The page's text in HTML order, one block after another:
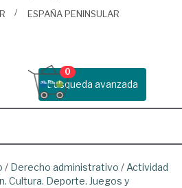
ESPAÑA PENINSULAR
Busqueda avanzada
0
/ Derecho administrativo / Actividad
Cultura. Deporte. Juegos y